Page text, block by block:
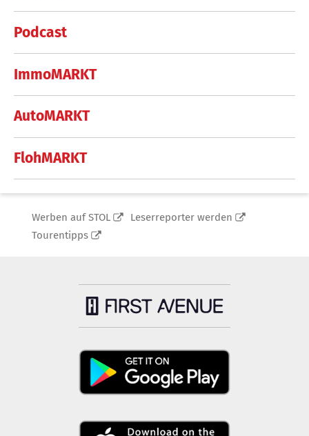
Podcast
ImmoMARKT
AutoMARKT
FlohMARKT
Werben auf STOL
Leserreporter werden
Tourentipps